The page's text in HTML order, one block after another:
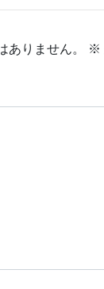
ありません。 ※